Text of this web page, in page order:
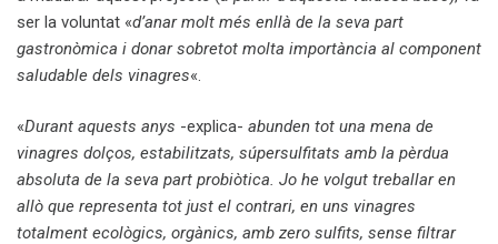
ser la voluntat «d’anar molt més enllà de la seva part
gastronòmica i donar sobretot molta importància al component
saludable dels vinagres«.
«Durant aquests anys -explica- abunden tot una mena de
vinagres dolços, estabilitzats, súpersulfitats amb la pèrdua
absoluta de la seva part probiòtica. Jo he volgut treballar en
allò que representa tot just el contrari, en uns vinagres
totalment ecològics, orgànics, amb zero sulfits, sense filtrar